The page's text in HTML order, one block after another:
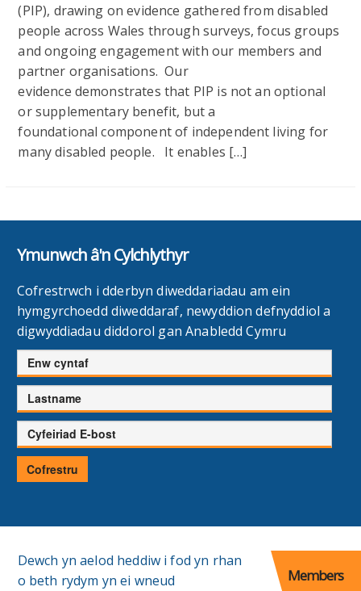
(PIP), drawing on evidence gathered from disabled
people across Wales through surveys, focus groups
and ongoing engagement with our members and
partner organisations. Our
evidence demonstrates that PIP is not an optional
or supplementary benefit, but a
foundational component of independent living for
many disabled people. It enables […]
Ymunwch â'n Cylchlythyr
Cofrestrwch i dderbyn diweddariadau am ein
hymgyrchoedd diweddaraf, newyddion defnyddiol a
digwyddiadau diddorol gan Anabledd Cymru
Enw
cyntaf
Cyfenw
Cyfeiriad
E-
bost
Cofrestru
Dewch yn aelod heddiw i fod yn rhan
o beth rydym yn ei wneud
Members